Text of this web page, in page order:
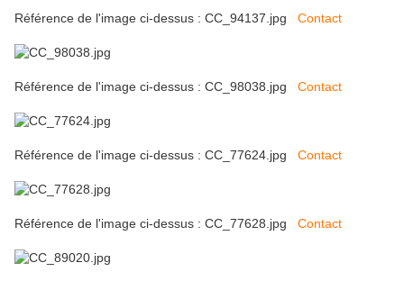
Référence de l'image ci-dessus : CC_94137.jpg Contact
Référence de l'image ci-dessus : CC_98038.jpg Contact
Référence de l'image ci-dessus : CC_77624.jpg Contact
Référence de l'image ci-dessus : CC_77628.jpg Contact